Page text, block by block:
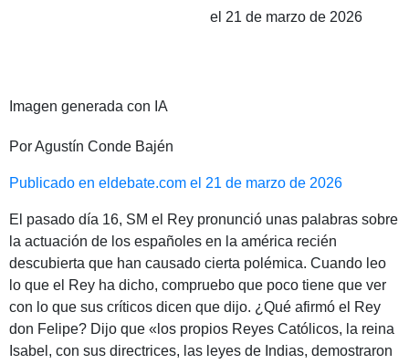
el 21 de marzo de 2026
Imagen generada con IA
Por Agustín Conde Bajén
Publicado en eldebate.com el 21 de marzo de 2026
El pasado día 16, SM el Rey pronunció unas palabras sobre
la actuación de los españoles en la américa recién
descubierta que han causado cierta polémica. Cuando leo
lo que el Rey ha dicho, compruebo que poco tiene que ver
con lo que sus críticos dicen que dijo. ¿Qué afirmó el Rey
don Felipe? Dijo que «los propios Reyes Católicos, la reina
Isabel, con sus directrices, las leyes de Indias, demostraron